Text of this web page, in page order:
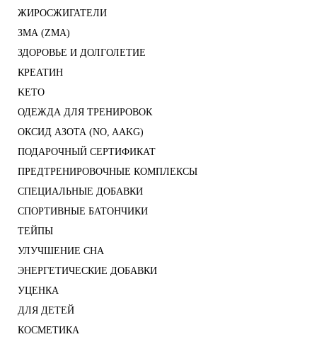
ЖИРОСЖИГАТЕЛИ
ЗМА (ZMA)
ЗДОРОВЬЕ И ДОЛГОЛЕТИЕ
КРЕАТИН
KETO
ОДЕЖДА ДЛЯ ТРЕНИРОВОК
ОКСИД АЗОТА (NO, AAKG)
ПОДАРОЧНЫЙ СЕРТИФИКАТ
ПРЕДТРЕНИРОВОЧНЫЕ КОМПЛЕКСЫ
СПЕЦИАЛЬНЫЕ ДОБАВКИ
СПОРТИВНЫЕ БАТОНЧИКИ
ТЕЙПЫ
УЛУЧШЕНИЕ СНА
ЭНЕРГЕТИЧЕСКИЕ ДОБАВКИ
УЦЕНКА
ДЛЯ ДЕТЕЙ
КОСМЕТИКА